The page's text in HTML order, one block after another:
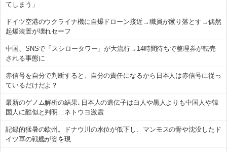
てしまう」
ドイツ空港のウクライナ機に自爆ドローン接近→職員が蹴り落とす→偶然
起爆装置が壊れセーフ
中国、SNSで「スシロータワー」が大流行→14時間待ちで整理券が転売
される事態に
赤信号を自分で判断すると、自分の責任になるから日本人は赤信号に従っ
ているだけだよ？
最新のゲノム解析の結果､日本人の遺伝子は白人や黒人よりも中国人や韓
国人に酷似と判明…ネトウヨ激震
記録的猛暑の欧州。ドナウ川の水位が低下し、マンモスの骨や沈没したド
イツ軍の戦艦が姿を現